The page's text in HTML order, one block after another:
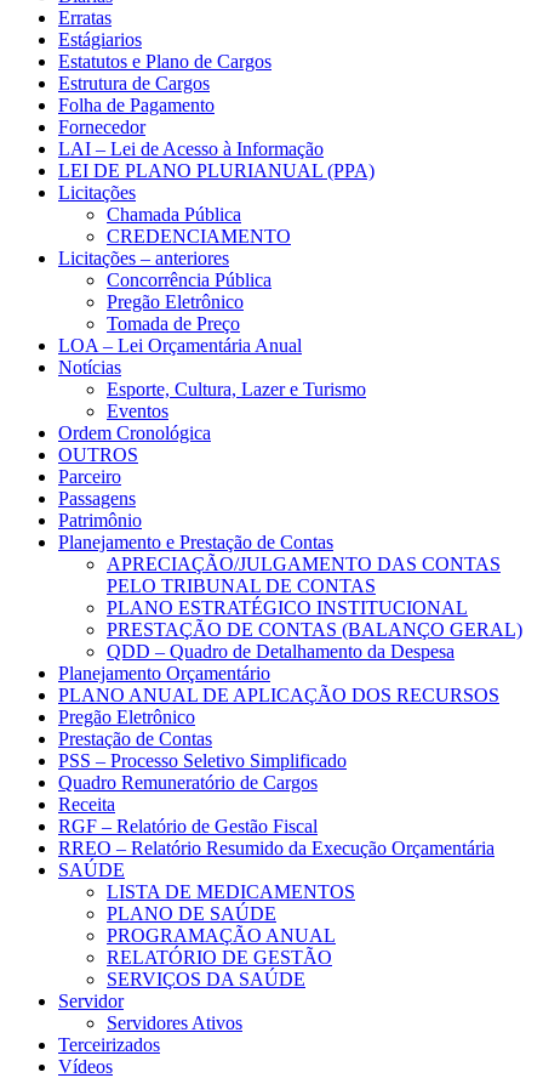
Erratas
Estágiarios
Estatutos e Plano de Cargos
Estrutura de Cargos
Folha de Pagamento
Fornecedor
LAI – Lei de Acesso à Informação
LEI DE PLANO PLURIANUAL (PPA)
Licitações
Chamada Pública
CREDENCIAMENTO
Licitações – anteriores
Concorrência Pública
Pregão Eletrônico
Tomada de Preço
LOA – Lei Orçamentária Anual
Notícias
Esporte, Cultura, Lazer e Turismo
Eventos
Ordem Cronológica
OUTROS
Parceiro
Passagens
Patrimônio
Planejamento e Prestação de Contas
APRECIAÇÃO/JULGAMENTO DAS CONTAS
PELO TRIBUNAL DE CONTAS
PLANO ESTRATÉGICO INSTITUCIONAL
PRESTAÇÃO DE CONTAS (BALANÇO GERAL)
QDD – Quadro de Detalhamento da Despesa
Planejamento Orçamentário
PLANO ANUAL DE APLICAÇÃO DOS RECURSOS
Pregão Eletrônico
Prestação de Contas
PSS – Processo Seletivo Simplificado
Quadro Remuneratório de Cargos
Receita
RGF – Relatório de Gestão Fiscal
RREO – Relatório Resumido da Execução Orçamentária
SAÚDE
LISTA DE MEDICAMENTOS
PLANO DE SAÚDE
PROGRAMAÇÃO ANUAL
RELATÓRIO DE GESTÃO
SERVIÇOS DA SAÚDE
Servidor
Servidores Ativos
Terceirizados
Vídeos